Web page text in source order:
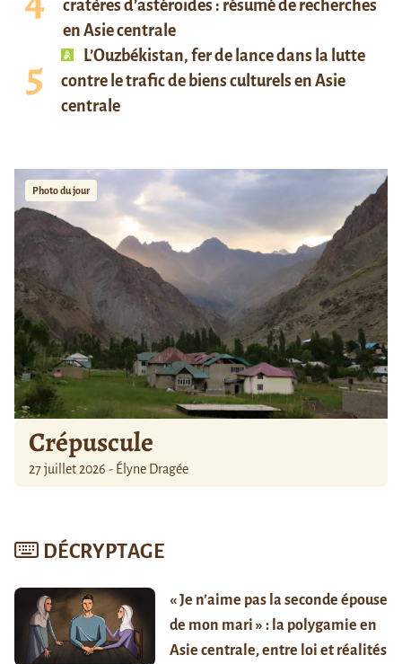
cratères d’astéroïdes : résumé de recherches
en Asie centrale
L’Ouzbékistan, fer de lance dans la lutte
contre le trafic de biens culturels en Asie
centrale
Photo du jour
Crépuscule
27 juillet 2026 - Élyne Dragée
DÉCRYPTAGE
« Je n’aime pas la seconde épouse
de mon mari » : la polygamie en
Asie centrale, entre loi et réalités